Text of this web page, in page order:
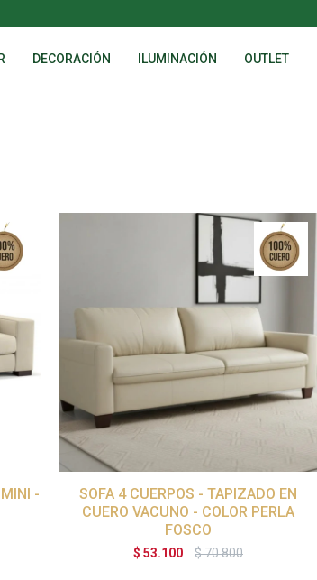
DECORACIÓN ILUMINACIÓN OUTLET
-
SOFA 4 CUERPOS - TAPIZADO EN
CUERO VACUNO - COLOR PERLA
FOSCO
$ 53.100 $70.800